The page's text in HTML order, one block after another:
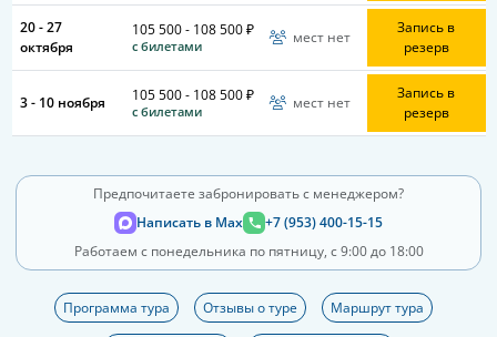
20 - 27
октября
105 500 - 108 500 ₽
с билетами мест нет
Запись в
резерв
3 - 10 ноября 105 500 - 108 500 ₽
с билетами мест нет
Запись в
резерв
Предпочитаете забронировать с менеджером?
Написать в Max
+7 (953) 400-15-15
Работаем с понедельника по пятницу, с 9:00 до 18:00
Программа тура Отзывы о туре Маршрут тура